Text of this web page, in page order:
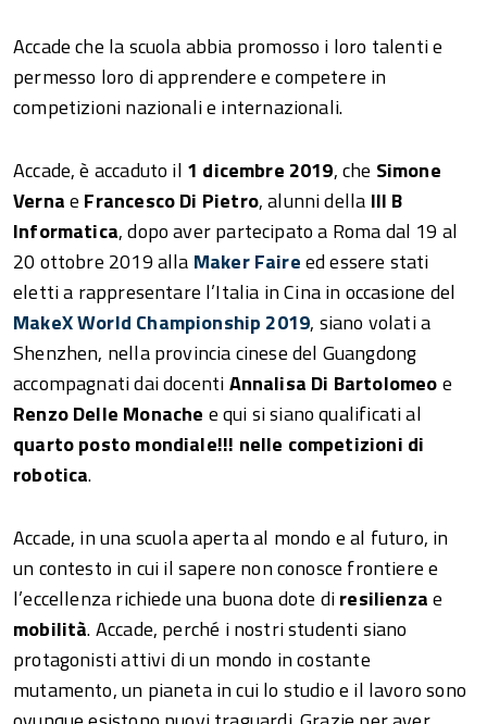
Accade che la scuola abbia promosso i loro talenti e
permesso loro di apprendere e competere in
competizioni nazionali e internazionali.
Accade, è accaduto il 1 dicembre 2019, che Simone
Vernae Francesco Di Pietro, alunni della III B
Informatica, dopo aver partecipato a Roma dal 19 al
20 ottobre 2019 alla Maker Faireed essere stati
eletti a rappresentare l’Italia in Cina in occasione del
MakeX World Championship 2019, siano volati a
Shenzhen, nella provincia cinese del Guangdong
accompagnati dai docentiAnnalisa Di Bartolomeoe
Renzo Delle Monache e qui si siano qualificati al
quarto posto mondiale!!! nelle competizioni di
robotica.
Accade, in una scuola aperta al mondo e al futuro, in
un contesto in cui il sapere non conosce frontiere e
l’eccellenza richiede una buona dote diresilienzae
mobilità. Accade, perché i nostri studenti siano
protagonisti attivi di un mondo in costante
mutamento, un pianeta in cui lo studio e il lavoro sono